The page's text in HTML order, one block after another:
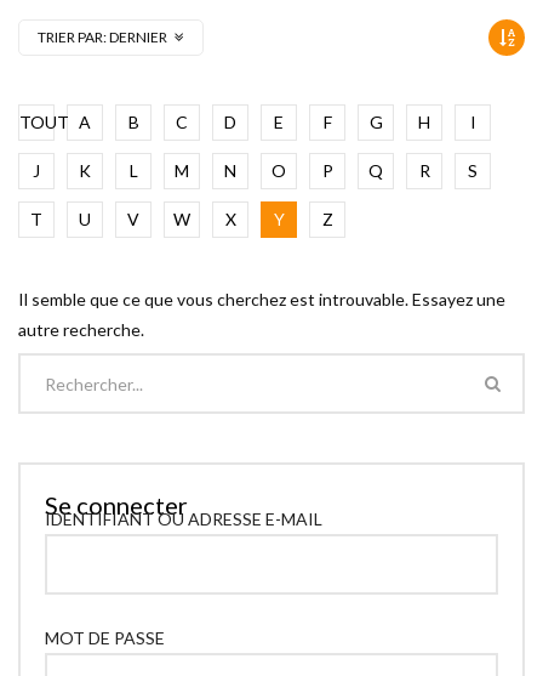
TRIER PAR:DERNIER
TOUT A B C D E F G H I
J K L M N O P Q R S
T U V W X Y Z
Il semble que ce que vous cherchez est introuvable. Essayez une
autre recherche.
Se connecter
IDENTIFIANT OU ADRESSE E-MAIL
MOT DE PASSE